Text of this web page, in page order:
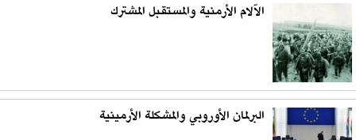
الآلام الأرمنية والمستقبل المشترك
البرلمان الأوروبي والمشكلة الأرمينية